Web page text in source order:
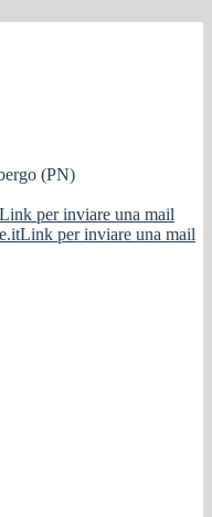
(PN)
Link per inviare una mail
Link per inviare una mail